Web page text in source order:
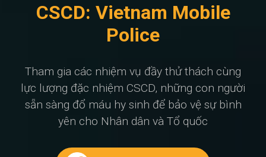
CSCD: Vietnam Mobile
Police
Tham gia các nhiệm vụ đầy thử thách cùng
lực lượng đặc nhiệm CSCD, những con người
sẵn sàng đổ máu hy sinh để bảo vệ sự bình
yên cho Nhân dân và Tổ quốc